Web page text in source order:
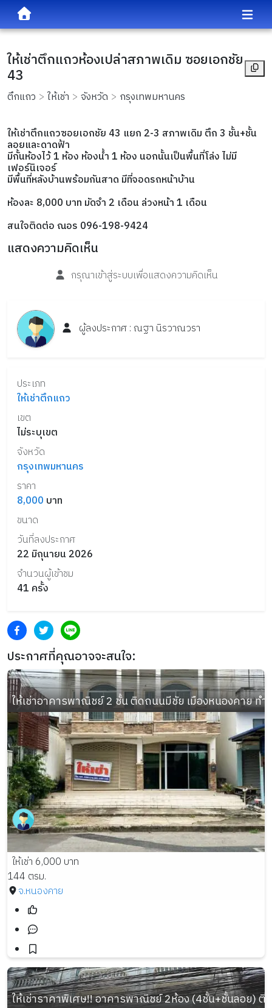
ให้เช่าตึกแถวห้องเปล่าสภาพเดิม ซอยเอกชัย
43
ตึกแถว ให้เช่า จังหวัด กรุงเทพมหานคร
ให้เช่าตึกแถวซอยเอกชัย 43 แยก 2-3 สภาพเดิม ตึก 3 ชั้น+ชั้น
ลอยและดาดฟ้า
มีกั้นห้องไว้ 1 ห้อง ห้องน้ำ 1 ห้อง นอกนั้นเป็นพื้นที่โล่ง ไม่มี
เฟอร์นิเจอร์
มีพื้นที่หลังบ้านพร้อมกันสาด มีที่จอดรถหน้าบ้าน
ห้องละ 8,000 บาท มัดจำ 2 เดือน ล่วงหน้า 1 เดือน
สนใจติดต่อ ณอร 096-198-9424
แสดงความคิดเห็น
กรุณาเข้าสู่ระบบเพื่อแสดงความคิดเห็น
ผู้ลงประกาศ :ณฐา นิรวาณวรา
ประเภท
ให้เช่าตึกแถว
เขต
ไม่ระบุเขต
จังหวัด
กรุงเทพมหานคร
ราคา
8,000 บาท
ขนาด
วันที่ลงประกาศ
22 มิถุนายน 2026
จำนวนผู้เข้าชม
41 ครั้ง
ประกาศที่คุณอาจจะสนใจ:
ให้เช่าอาคารพาณิชย์ 2 ชั้น ติดถนนมีชัย เมืองหนองคาย ทำ
ให้เช่า 6,000 บาท
144 ตรม.
จ.หนองคาย
ให้เช่าราคาพิเศษ!! อาคารพาณิชย์ 2ห้อง (4ชั้น+ชั้นลอย)